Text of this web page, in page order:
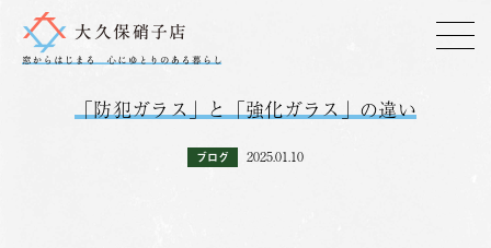
「防犯ガラス」と「強化ガラス」の違い
ブログ 2025.01.10